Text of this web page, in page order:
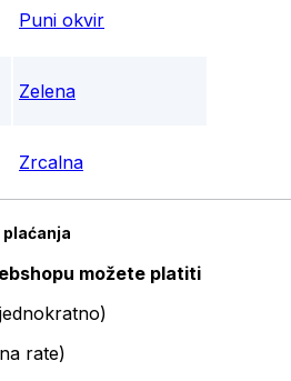
Puni okvir
Zelena
Zrcalna
možete platiti
rate)